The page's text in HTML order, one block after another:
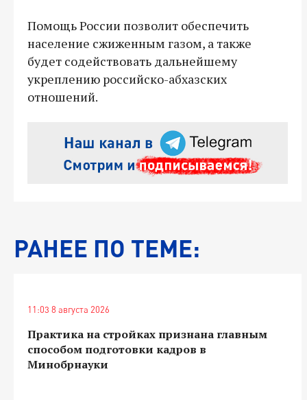
Помощь России позволит обеспечить
население сжиженным газом, а также
будет содействовать дальнейшему
укреплению российско-абхазских
отношений.
РАНЕЕ ПО ТЕМЕ:
11:03 8 августа 2026
Практика на стройках признана главным
способом подготовки кадров в
Минобрнауки